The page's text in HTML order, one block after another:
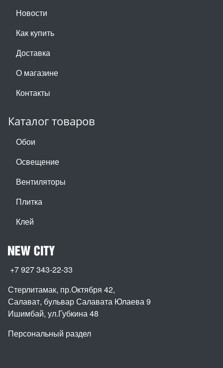
Новости
Как купить
Доставка
О магазине
Контакты
Каталог товаров
Обои
Освещение
Вентиляторы
Плитка
Клей
+7 927 343-22-33
Стерлитамак, пр.Октября 42,
Салават, бульвар Салавата Юлаева 9
Ишимбай, ул.Губкина 48
Персональный раздел